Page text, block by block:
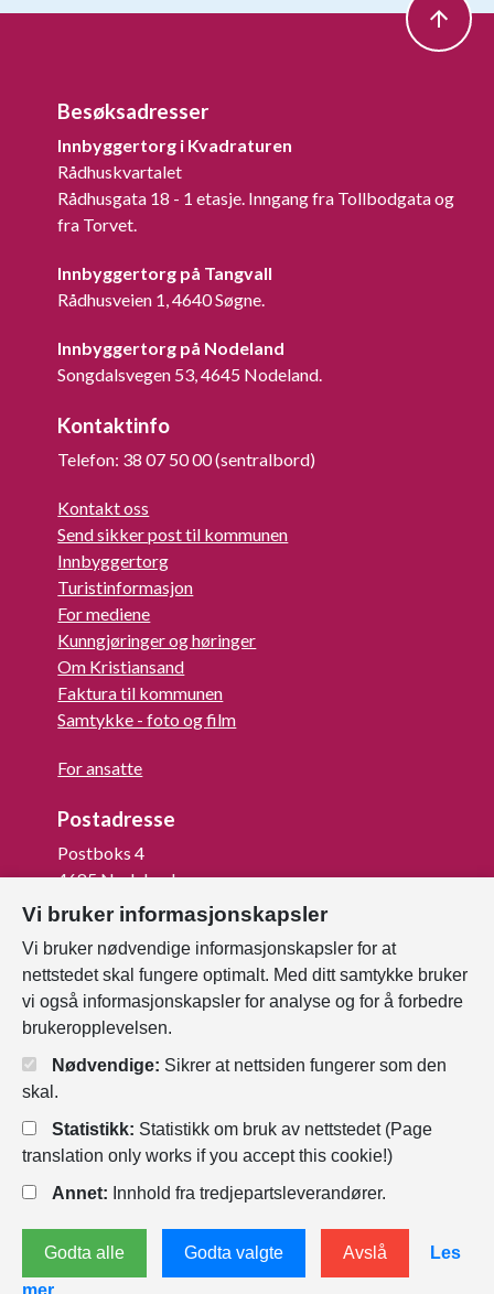
Besøksadresser
Innbyggertorg i Kvadraturen
Rådhuskvartalet
Rådhusgata 18 - 1 etasje. Inngang fra Tollbodgata og
fra Torvet.
Innbyggertorg på Tangvall
Rådhusveien 1, 4640 Søgne.
Innbyggertorg på Nodeland
Songdalsvegen 53, 4645 Nodeland.
Kontaktinfo
Telefon: 38 07 50 00 (sentralbord)
Kontakt oss
Send sikker post til kommunen
Innbyggertorg
Turistinformasjon
For mediene
Kunngjøringer og høringer
Om Kristiansand
Faktura til kommunen
Samtykke - foto og film
For ansatte
Postadresse
Postboks 4
4685 Nodeland
Org.nr: 820 852 982
Last ned vår innbygger -app
Personvernerklæring
Endre
informasjonskapsler
Vi bruker informasjonskapsler
Vi bruker nødvendige informasjonskapsler for at
nettstedet skal fungere optimalt. Med ditt samtykke bruker
vi også informasjonskapsler for analyse og for å forbedre
brukeropplevelsen.
Nødvendige: Sikrer at nettsiden fungerer som den
skal.
Statistikk: Statistikk om bruk av nettstedet (Page
translation only works if you accept this cookie!)
Annet: Innhold fra tredjepartsleverandører.
Godta alle Godta valgte Avslå
Les
mer